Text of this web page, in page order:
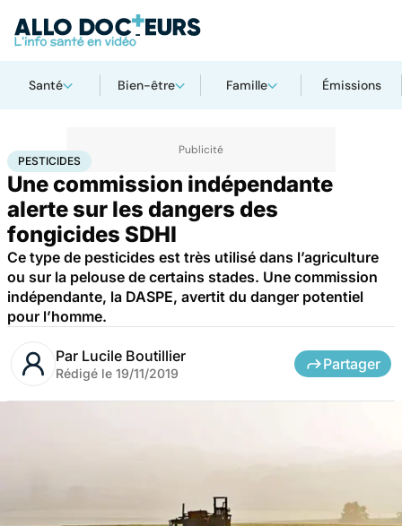
Santé Bien-être Famille Émissions
AccueilSanté Pesticides
PESTICIDES
Une commission indépendante
alerte sur les dangers des
fongicides SDHI
Ce type de pesticides est très utilisé dans l’agriculture
ou sur la pelouse de certains stades. Une commission
indépendante, la DASPE, avertit du danger potentiel
pour l’homme.
Par Lucile Boutillier
Rédigé le 19/11/2019
Partager